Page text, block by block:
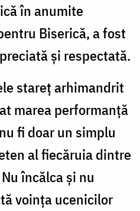
în anumite
Biserică, a fost
şi respectată.
stareţ arhimandrit
marea performanţă
fi doar un simplu
al fiecăruia dintre
încălca şi nu
voinţa ucenicilor